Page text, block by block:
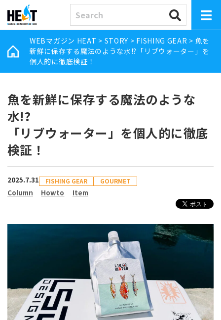
WEBマガジン HEAT > STORY > FISHING GEAR > 魚を
新鮮に保存する魔法のような水!?「リブウォーター」を
個人的に徹底検証！
魚を新鮮に保存する魔法のような
水!?
「リブウォーター」を個人的に徹底
検証！
2025.7.31 FISHING GEAR GOURMET
Column Howto Item